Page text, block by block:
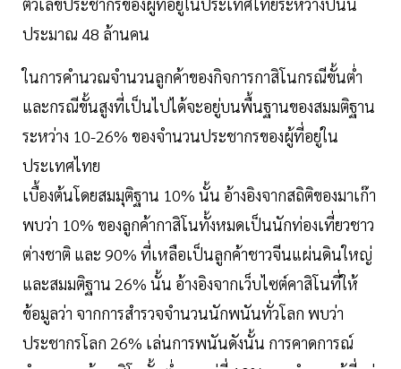
ประมาณ 48 ล้านคน
ในการคำนวณจำนวนลูกค้าของกิจการกาสิโนกรณีขั้นต่ำ
และกรณีขั้นสูงที่เป็นไปได้จะอยู่บนพื้นฐานของสมมติฐาน
ระหว่าง 10-26% ของจำนวนประชากรของผู้ที่อยู่ใน
ประเทศไทย
เบื้องต้นโดยสมมุติฐาน 10% นั้น อ้างอิงจากสถิติของมาเก๊า
พบว่า 10% ของลูกค้ากาสิโนทั้งหมดเป็นนักท่องเที่ยวชาว
ต่างชาติ และ 90% ที่เหลือเป็นลูกค้าชาวจีนแผ่นดินใหญ่
และสมมติฐาน 26% นั้น อ้างอิงจากเว็บไซต์คาสิโนที่ให้
ข้อมูลว่า จากการสำรวจจำนวนนักพนันทั่วโลก พบว่า
ประชากรโลก 26% เล่นการพนันดังนั้น การคาดการณ์